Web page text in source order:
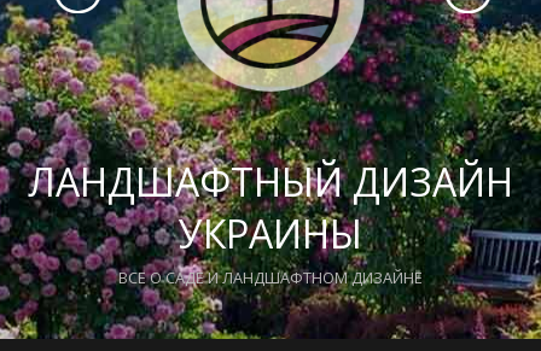
ЛАНДШАФТНЫЙ ДИЗАЙН
УКРАИНЫ
ВСЕ О САДЕ И ЛАНДШАФТНОМ ДИЗАЙНЕ